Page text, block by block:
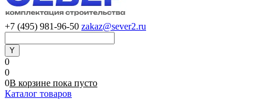
+7 (495) 981-96-50 zakaz@sever2.ru
0
0
0В корзине пока пусто
Каталог товаров